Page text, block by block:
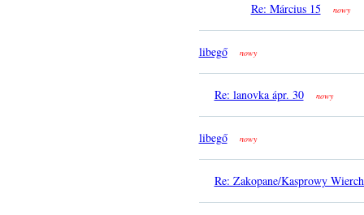
Re: Március 15 nowy
libegő nowy
Re: lanovka ápr. 30 nowy
libegő nowy
Re: Zakopane/Kasprowy